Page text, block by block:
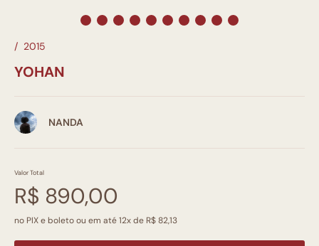
/ 2015
YOHAN
NANDA
Valor Total
R$ 890,00
no PIX e boleto ou em até 12x de R$ 82,13